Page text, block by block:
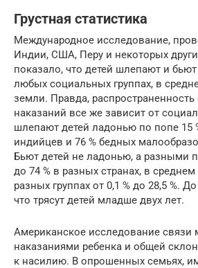
Грустная статистика
Международное исследование,
Индии, США, Перу и некоторых
показало, что детей шлепают и бьют
любых социальных группах, в
земли. Правда,
наказаний все же зависит от
шлепают детей ладонью по попе 15
индийцев и 76 % бедных
Бьют детей не ладонью, а разными
до 74 % в разных странах, в
разных группах от 0,1 % до 28,5 %.
что трясут детей младше двух лет.
Американское исследование связи
наказаниями ребенка и общей
к насилию. В опрошенных семьях,